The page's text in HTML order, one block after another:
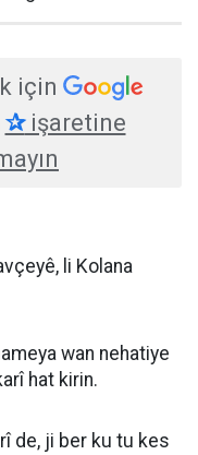
için
✰işaretine
li Kolana
wan nehatiye
hat kirin.
de, ji ber ku tu kes